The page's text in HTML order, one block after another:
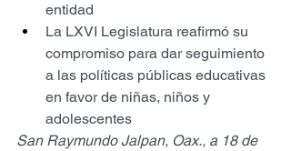
entidad
La LXVI Legislatura reafirmó su
compromiso para dar seguimiento
a las políticas públicas educativas
en favor de niñas, niños y
adolescentes
San Raymundo Jalpan, Oax., a 18 de